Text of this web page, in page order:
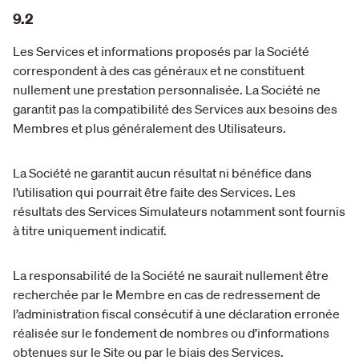
9.2
Les Services et informations proposés par la Société
correspondent à des cas généraux et ne constituent
nullement une prestation personnalisée. La Société ne
garantit pas la compatibilité des Services aux besoins des
Membres et plus généralement des Utilisateurs.
La Société ne garantit aucun résultat ni bénéfice dans
l’utilisation qui pourrait être faite des Services. Les
résultats des Services Simulateurs notamment sont fournis
à titre uniquement indicatif.
La responsabilité de la Société ne saurait nullement être
recherchée par le Membre en cas de redressement de
l’administration fiscal consécutif à une déclaration erronée
réalisée sur le fondement de nombres ou d’informations
obtenues sur le Site ou par le biais des Services.